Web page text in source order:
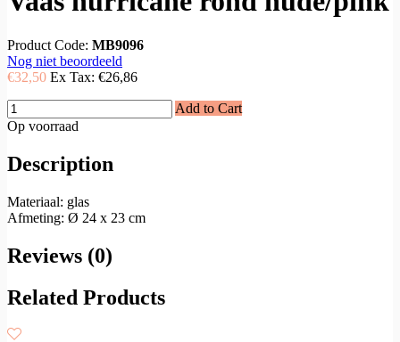
Product Code: MB9096
Nog niet beoordeeld
€32,50 Ex Tax: €26,86
Add to Cart
Op voorraad
Description
Materiaal: glas
Afmeting: Ø 24 x 23 cm
Reviews (0)
Related Products